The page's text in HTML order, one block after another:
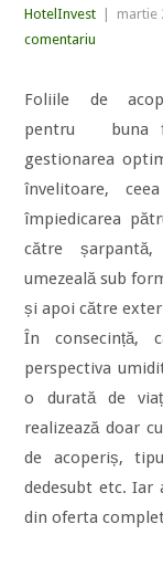
HotelInvest martie
comentariu
Foliile de
pentru buna
gestionarea
învelitoare,
împiedicarea
către
umezeală sub
și apoi către
În consecință,
perspectiva
o durată de
realizează doar
de acoperiș,
dedesubt etc. Iar
din oferta